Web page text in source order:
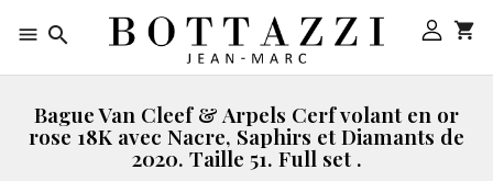
  
Bague Van Cleef & Arpels Cerf volant en or
rose 18K avec Nacre, Saphirs et Diamants de
2020. Taille 51. Full set .